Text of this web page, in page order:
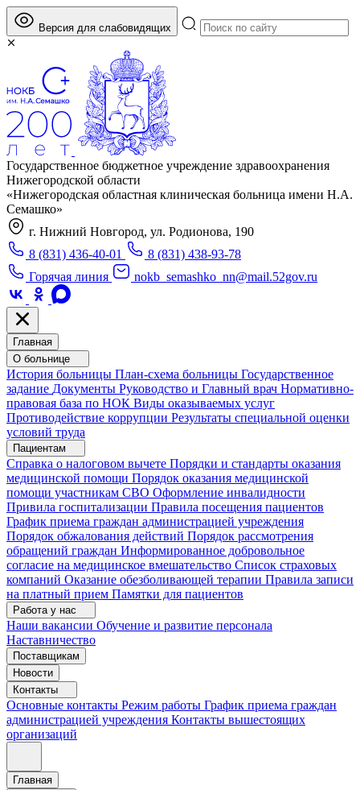
Версия для слабовидящих
Государственное бюджетное учреждение здравоохранения
Нижегородской области
«Нижегородская областная клиническая больница имени Н.А.
Семашко»
г. Нижний Новгород, ул. Родионова, 190
8 (831) 436-40-01
8 (831) 438-93-78
Горячая линия
nokb_semashko_nn@mail.52gov.ru
Главная
О больнице
История больницы План-схема больницы Государственное
задание Документы Руководство и Главный врач Нормативно-
правовая база по НОК Виды оказываемых услуг
Противодействие коррупции Результаты специальной оценки
условий труда
Пациентам
Справка о налоговом вычете Порядки и стандарты оказания
медицинской помощи Порядок оказания медицинской
помощи участникам СВО Оформление инвалидности
Привила госпитализации Правила посещения пациентов
График приема граждан администрацией учреждения
Порядок обжалования действий Порядок рассмотрения
обращений граждан Информированное добровольное
согласие на медицинское вмешательство Список страховых
компаний Оказание обезболивающей терапии Правила записи
на платный прием Памятки для пациентов
Работа у нас
Наши вакансии Обучение и развитие персонала
Наставничество
Поставщикам
Новости
Контакты
Основные контакты Режим работы График приема граждан
администрацией учреждения Контакты вышестоящих
организаций
Главная